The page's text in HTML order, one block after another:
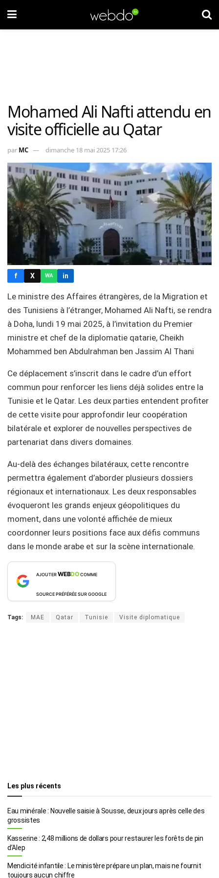
Mohamed Ali Nafti attendu en
visite officielle au Qatar
par MC dimanche 18 mai 2025 17:26
f X WA in
Le ministre des Affaires étrangères, de la Migration et
des Tunisiens à l’étranger, Mohamed Ali Nafti, se rendra
à Doha, lundi 19 mai 2025, à l’invitation du Premier
ministre et chef de la diplomatie qatarie, Cheikh
Mohammed ben Abdulrahman ben Jassim Al Thani
Ce déplacement s’inscrit dans le cadre d’un effort
commun pour renforcer les liens déjà solides entre la
Tunisie et le Qatar. Les deux parties entendent profiter
de cette visite pour approfondir leur coopération
bilatérale et explorer de nouvelles perspectives de
partenariat dans divers domaines.
Au-delà des échanges bilatéraux, cette rencontre
permettra également d’aborder plusieurs dossiers
régionaux et internationaux. Les deux responsables
évoqueront les grands enjeux géopolitiques du
moment, dans une volonté affichée de mieux
coordonner leurs positions face aux défis communs
dans le monde arabe et sur la scène internationale.
AJOUTERWEBDOCOMME
SOURCE PRÉFÉRÉE SUR GOOGLE
Tags: MAE Qatar Tunisie Visite diplomatique
Les plus récents
Eau minérale : Nouvelle saisie à Sousse, deux jours après celle des
grossistes
Kasserine : 2,48 millions de dollars pour restaurer les forêts de pin
d’Alep
Mendicité infantile : Le ministère prépare un plan, mais ne fournit
toujours aucun chiffre